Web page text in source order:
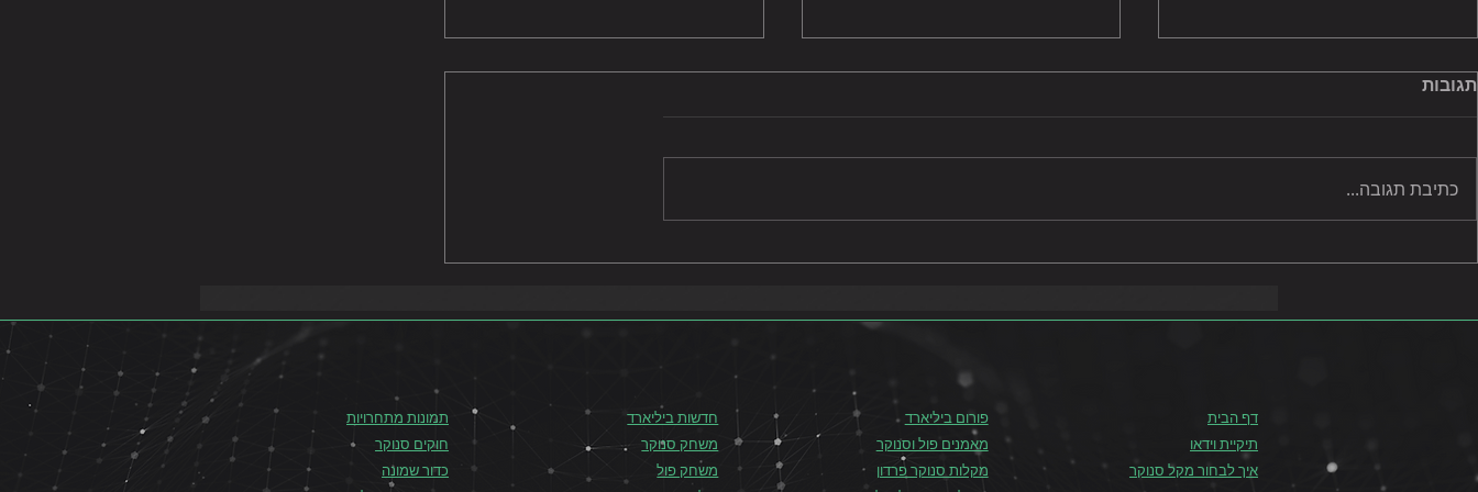
איך ניתן לעבוד על מכה ישירה
איך משפיע מקל על רמת
תגובות
כתיבת תגובה...
דף הבית
תיקיית וידאו
איך לבחור מקל סנוקר
פורום ביליארד
מאמנים פול וסנוקר
מקלות סנוקר פרדון
חדשות ביליארד
משחק סנוקר
משחק פול
תמונות מתחרויות
חוקים סנוקר
כדור שמונה